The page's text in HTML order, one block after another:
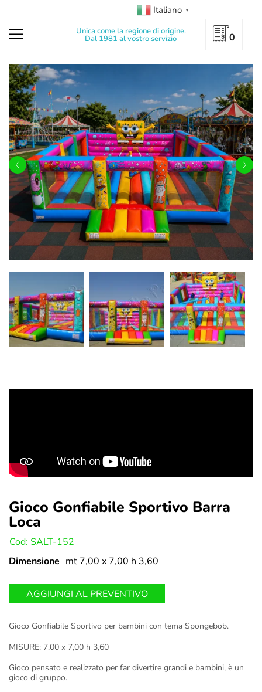
Italiano ▼
Unica come la regione di origine.
Dal 1981 al vostro servizio 0
Gioco Gonfiabile Sportivo Barra
Loca
Cod: SALT-152
Dimensione mt 7,00 x 7,00 h 3,60
AGGIUNGI AL PREVENTIVO
Gioco Gonfiabile Sportivo per bambini con tema Spongebob.
MISURE: 7,00 x 7,00 h 3,60
Gioco pensato e realizzato per far divertire grandi e bambini, è un
gioco di gruppo.